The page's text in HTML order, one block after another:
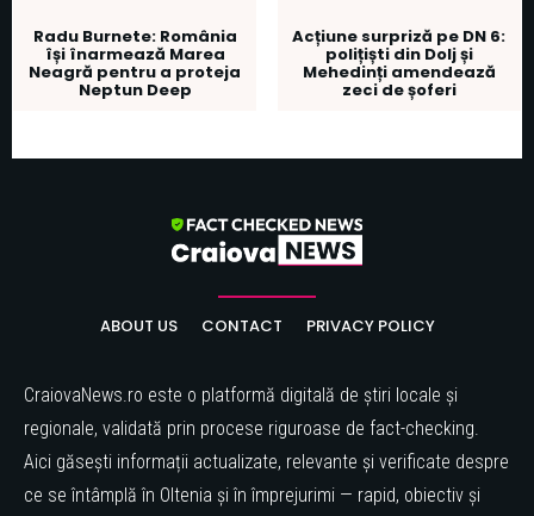
Radu Burnete: România
își înarmează Marea
Neagră pentru a proteja
Neptun Deep
Acțiune surpriză pe DN 6:
polițiști din Dolj și
Mehedinți amendează
zeci de șoferi
ABOUT US CONTACT PRIVACY POLICY
CraiovaNews.ro este o platformă digitală de știri locale și
regionale, validată prin procese riguroase de fact-checking.
Aici găsești informații actualizate, relevante și verificate despre
ce se întâmplă în Oltenia și în împrejurimi — rapid, obiectiv și